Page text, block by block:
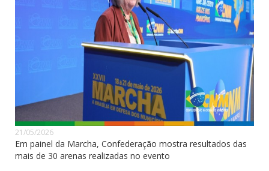
21/05/2026
Em painel da Marcha, Confederação mostra resultados das
mais de 30 arenas realizadas no evento